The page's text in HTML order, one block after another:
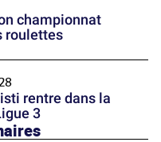
championnat
roulettes
rentre dans la
3